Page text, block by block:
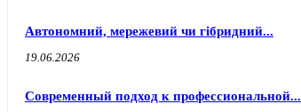
Автономний, мережевий чи гібридний...
19.06.2026
Современный подход к профессиональной...